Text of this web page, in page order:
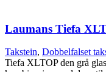
Laumans Tiefa
Takstein, Dobbelfalset
Tiefa XLTOP den grå